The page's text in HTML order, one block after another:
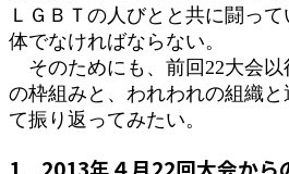
ＬＧＢＴの人びとと共に闘っ
体でなければならない。
そのためにも、前回22大会以
の枠組みと、われわれの組織
て振り返ってみたい。
1 2013年４月22回大会から